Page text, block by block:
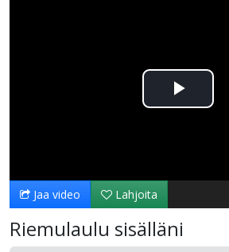
Toista
Jaa video Lahjoita
Riemulaulu sisälläni